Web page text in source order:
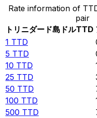
Rate information of
pair
トリニダード島ドルTTD
1 TTD
5 TTD
10 TTD
25 TTD
50 TTD
100 TTD
500 TTD